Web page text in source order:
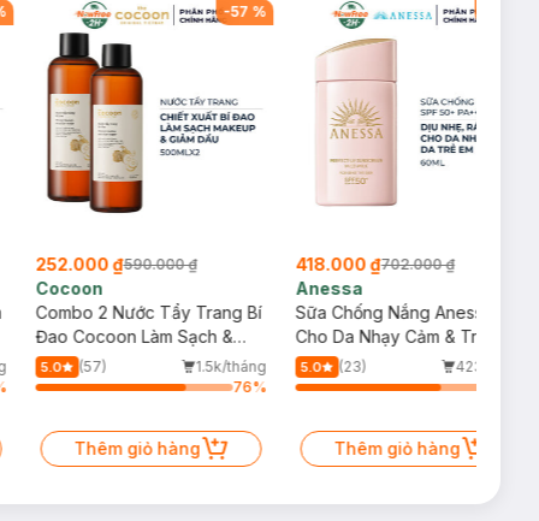
-57 %
252.000 ₫590.000 ₫
Cocoon
Combo 2 Nước Tẩy Trang Bí
Đao Cocoon Làm Sạch &
Giảm Dầu 500ml
5.0 (57)
1.5k/tháng
76%
Thêm giỏ hàng
418.000 ₫702.000 ₫
Anessa
Sữa Chống Nắng Anessa
Cho Da Nhạy Cảm & Trẻ Em
60ml (Mới)
5.0 (23)
423/tháng
Thêm giỏ hàng